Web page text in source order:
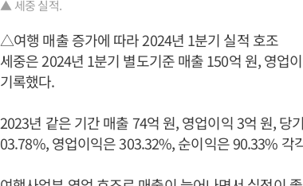
▲ 세중 실적.
△여행 매출 증가에 따라 2024년 1분기 실적 호조
세중은 2024년 1분기 별도기준 매출 150억 원, 영업
기록했다.
2023년 같은 기간 매출 74억 원, 영업이익 3억 원, 당
03.78%, 영업이익은 303.32%, 순이익은 90.33% 각